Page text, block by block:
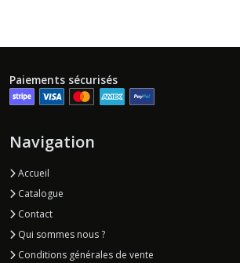
Paiements sécurisés
Navigation
Accueil
Catalogue
Contact
Qui sommes nous ?
Conditions générales de vente